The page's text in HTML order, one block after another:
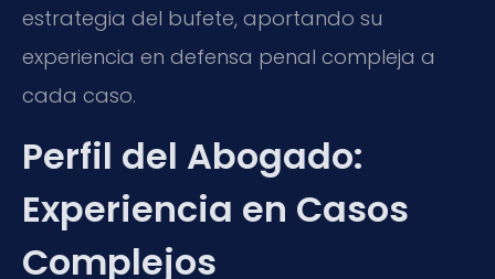
estrategia del bufete, aportando su
experiencia en defensa penal compleja a
cada caso.
Perfil del Abogado:
Experiencia en Casos
Complejos